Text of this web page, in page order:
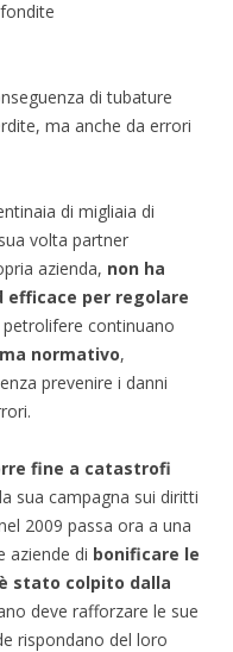
di tubature
ma anche da errori
di migliaia di
volta partner
azienda, non ha
per regolare
petrolifere continuano
normativo,
prevenire i danni
fine a catastrofi
sua campagna sui diritti
2009 passa ora a una
aziende di bonificare le
stato colpito dalla
deve rafforzare le sue
rispondano del loro